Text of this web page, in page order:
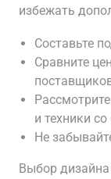
избежать
Составьте
Сравните
и техники
Не
Выбор дизайна